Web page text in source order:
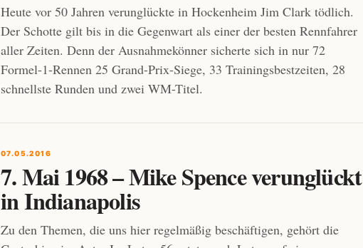
Heute vor 50 Jahren verunglückte in Hockenheim Jim Clark tödlich.
Der Schotte gilt bis in die Gegenwart als einer der besten Rennfahrer
aller Zeiten. Denn der Ausnahmekönner sicherte sich in nur 72
Formel-1-Rennen 25 Grand-Prix-Siege, 33 Trainingsbestzeiten, 28
schnellste Runden und zwei WM-Titel.
07.05.2016
7. Mai 1968 – Mike Spence verunglückt
in Indianapolis
Zu den Themen, die uns hier regelmäßig beschäftigen, gehört die